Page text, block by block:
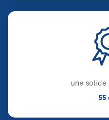
une solide
55